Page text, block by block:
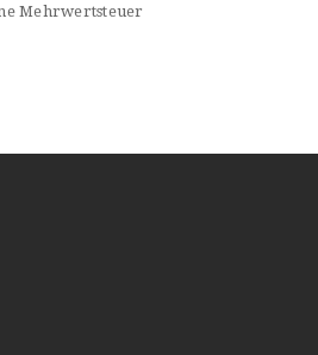
Mehrwertsteuer